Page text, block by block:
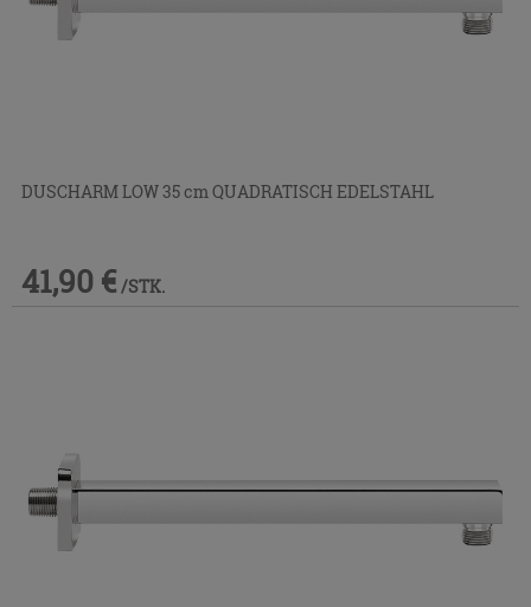
DUSCHARM LOW 35 cm QUADRATISCH EDELSTAHL
41,90 € /STK.